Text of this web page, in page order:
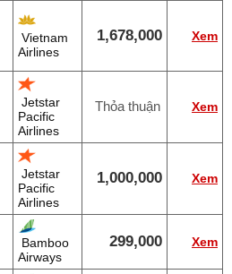
Vietnam
Airlines
1,678,000 Xem
Jetstar
Pacific
Airlines
Thỏa thuận Xem
Jetstar
Pacific
Airlines
1,000,000 Xem
Bamboo
Airways
299,000 Xem